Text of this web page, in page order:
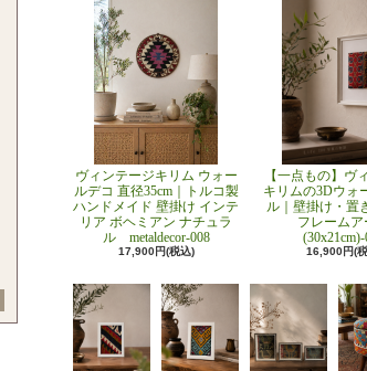
ヴィンテージキリム ウォー
ルデコ 直径35cm｜トルコ製
ハンドメイド 壁掛け インテ
リア ボヘミアン ナチュラ
ル metaldecor-008
17,900円(税込)
【一点もの】ヴ
キリムの3Dウォ
ル｜壁掛け・置
フレームア
(30x21cm)-
16,900円(